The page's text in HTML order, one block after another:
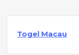
Togel Macau